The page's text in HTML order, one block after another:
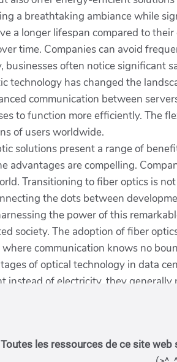
Toutes les ressources de ce site